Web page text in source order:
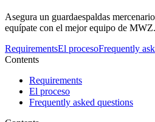
Asegura un guardaespaldas
equípate con el mejor equipo de MWZ.
RequirementsEl procesoFrequently
Contents
Requirements
El proceso
Frequently asked questions